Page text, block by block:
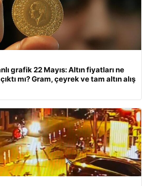
grafik 22 Mayıs: Altın fiyatları ne
mı? Gram, çeyrek ve tam altın alış